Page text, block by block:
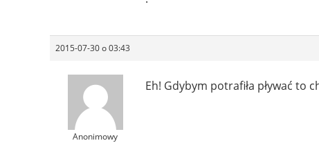
2015-07-30 o 03:43
Anonimowy
Eh! Gdybym potrafiła pływać to